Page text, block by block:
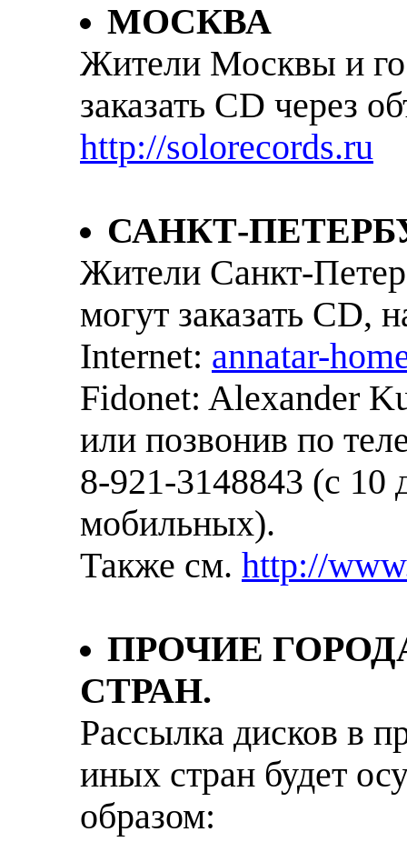
МОСКВА
Жители Москвы и
заказать CD через
http://solorecords.ru
САHКТ-
Жители Санкт-
могут заказать CD,
Internet: annatar-
Fidonet: Alexander
или позвонив по
8-921-3148843 (с 10
мобильных).
Также см. http://
ПРОЧИЕ
СТРАH.
Рассылка дисков в
иных стран будет
образом: